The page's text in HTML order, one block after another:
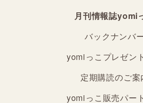
月刊情報誌yomi
バックナンバ
yomiっこプレゼン
定期購読のご案
yomiっこ販売パー